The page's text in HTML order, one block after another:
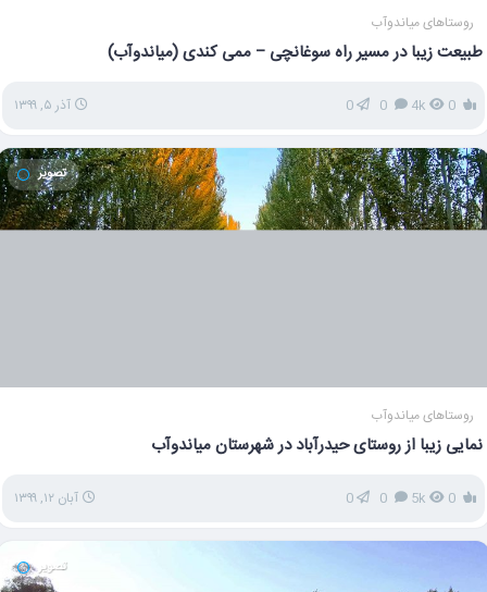
روستاهای میاندوآب
طبیعت زیبا در مسیر راه سوغانچی – ممی کندی (میاندوآب)
4k
0 آذر ۵, ۱۳۹۹
تصویر
روستاهای میاندوآب
نمایی زیبا از روستای حیدرآباد در شهرستان میاندوآب
5k
0 آبان ۱۲, ۱۳۹۹
تصویر